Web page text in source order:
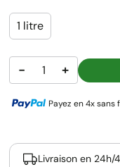
1 litre
− +
Payez en 4x sans
Livraison en 24h/